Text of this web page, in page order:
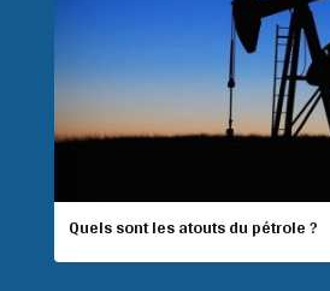
Quels sont les atouts du pétrole ?